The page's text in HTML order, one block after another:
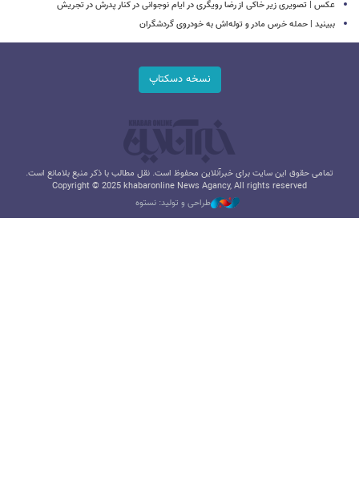
عکس | تصویری زیر خاکی از رضا رویگری در ایام نوجوانی در کنار پدرش در تجریش
ببینید | حمله خرس مادر و توله‌اش به خودروی گردشگران
نسخه دسکتاپ
تمامی حقوق این سایت برای خبرآنلاین محفوظ است. نقل مطالب با ذکر منبع بلامانع است.
Copyright © 2025 khabaronline News Agancy, All rights reserved
طراحی و تولید: نستوه